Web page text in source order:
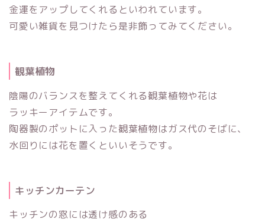
金運をアップしてくれるといわれています。
可愛い雑貨を見つけたら是非飾ってみてください。
観葉植物
陰陽のバランスを整えてくれる観葉植物や花は
ラッキーアイテムです。
陶器製のポットに入った観葉植物はガス代のそばに、
水回りには花を置くといいそうです。
キッチンカーテン
キッチンの窓には透け感のある